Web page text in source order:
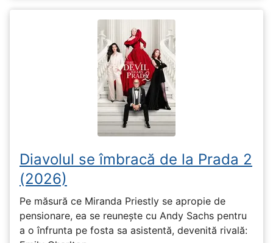
Diavolul se îmbracă de la Prada 2
(2026)
Pe măsură ce Miranda Priestly se apropie de
pensionare, ea se reunește cu Andy Sachs pentru
a o înfrunta pe fosta sa asistentă, devenită rivală: